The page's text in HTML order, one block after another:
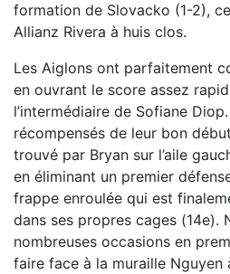
formation de Slovacko (1-2),
Allianz Rivera à huis clos.
Les Aiglons ont parfaitement
en ouvrant le score assez
l’intermédiaire de Sofiane
récompensés de leur bon
trouvé par Bryan sur l’aile
en éliminant un premier
frappe enroulée qui est
dans ses propres cages (14e).
nombreuses occasions en
faire face à la muraille Nguyen